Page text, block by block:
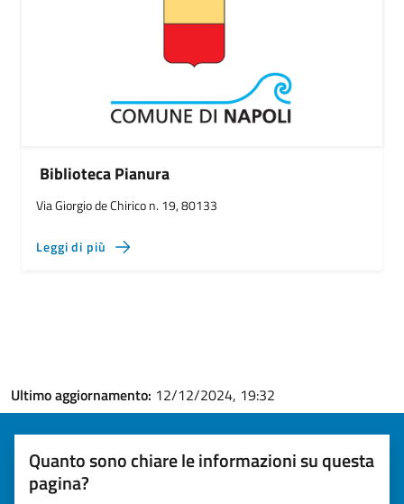
Biblioteca Pianura
Via Giorgio de Chirico n. 19, 80133
Leggi di più
Ultimo aggiornamento: 12/12/2024, 19:32
Quanto sono chiare le informazioni su questa
pagina?